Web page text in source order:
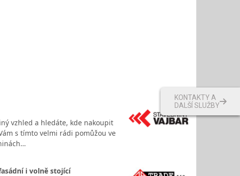
vzhled a hledáte, kde nakoupit
s tímto velmi rádi pomůžou ve
i volně stojící
KONTAKTY A
DALŠÍ SLUŽBY